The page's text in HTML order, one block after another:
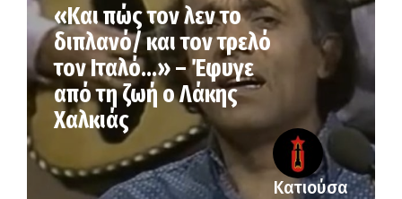
«Και πώς τον λεν το
διπλανό/ και τον τρελό
τον Ιταλό…» – Έφυγε
από τη ζωή ο Λάκης
Χαλκιάς
Κατιούσα